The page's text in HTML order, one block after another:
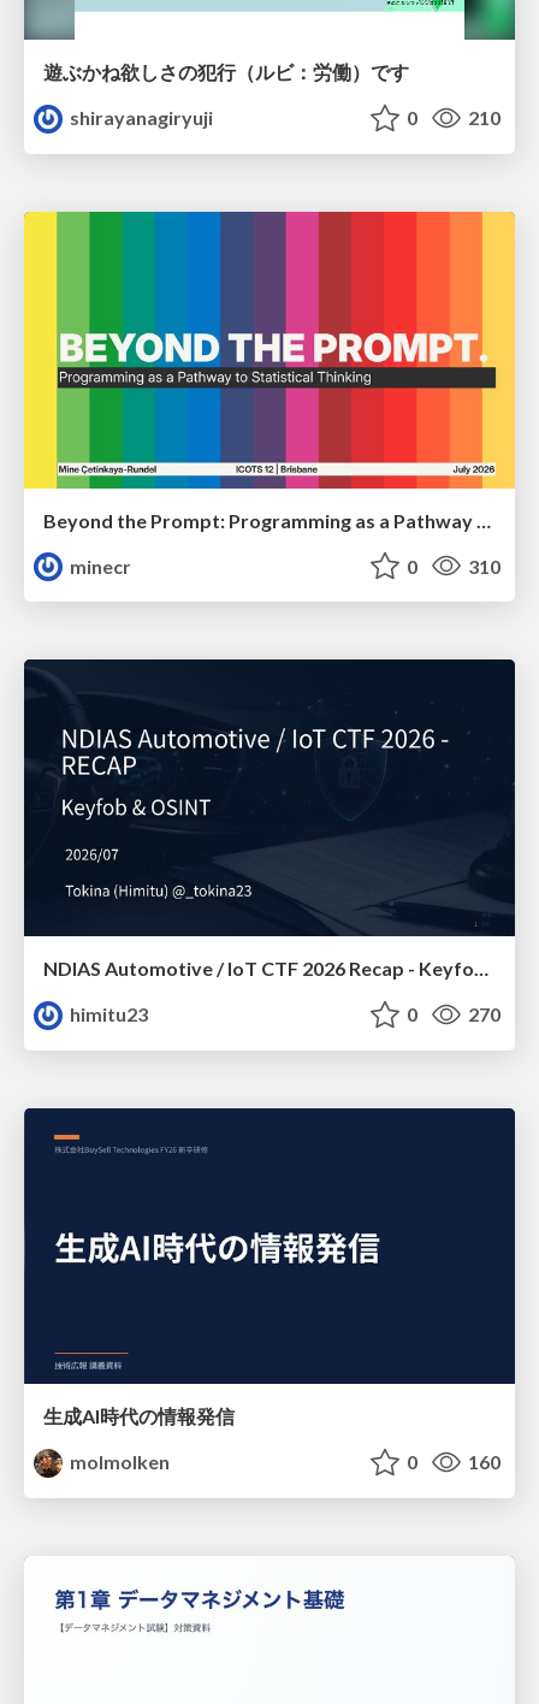
遊ぶかね欲しさの犯行（ルビ：労働）です
shirayanagiryuji
0 210
minecr
0 310
NDIAS Automotive / IoT CTF 2026 Recap - Keyfob & OSINT
himitu23
0 270
生成AI時代の情報発信
molmolken
0 160